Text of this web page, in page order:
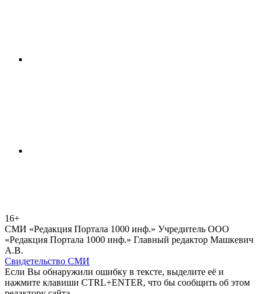
16+
СМИ «Редакция Портала 1000 инф.» Учредитель ООО
«Редакция Портала 1000 инф.» Главный редактор Машкевич
А.В.
Свидетельство СМИ
Если Вы обнаружили ошибку в тексте, выделите её и
нажмите клавиши CTRL+ENTER, что бы сообщить об этом